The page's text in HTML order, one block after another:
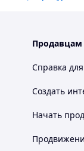
Продавцам
Справка
Создать
Начать